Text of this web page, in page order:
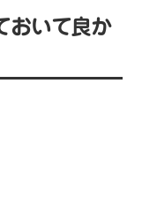
おいて良か